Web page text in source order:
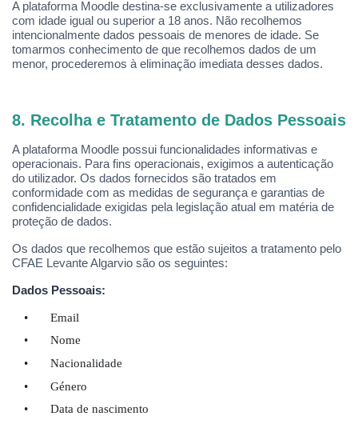
A plataforma Moodle destina-se exclusivamente a utilizadores
com idade igual ou superior a 18 anos. Não recolhemos
intencionalmente dados pessoais de menores de idade. Se
tomarmos conhecimento de que recolhemos dados de um
menor, procederemos à eliminação imediata desses dados.
8. Recolha e Tratamento de Dados Pessoais
A plataforma Moodle possui funcionalidades informativas e
operacionais. Para fins operacionais, exigimos a autenticação
do utilizador. Os dados fornecidos são tratados em
conformidade com as medidas de segurança e garantias de
confidencialidade exigidas pela legislação atual em matéria de
proteção de dados.
Os dados que recolhemos que estão sujeitos a tratamento pelo
CFAE Levante Algarvio são os seguintes:
Dados Pessoais:
•
Email
•
Nome
•
Nacionalidade
•
Género
•
Data de nascimento